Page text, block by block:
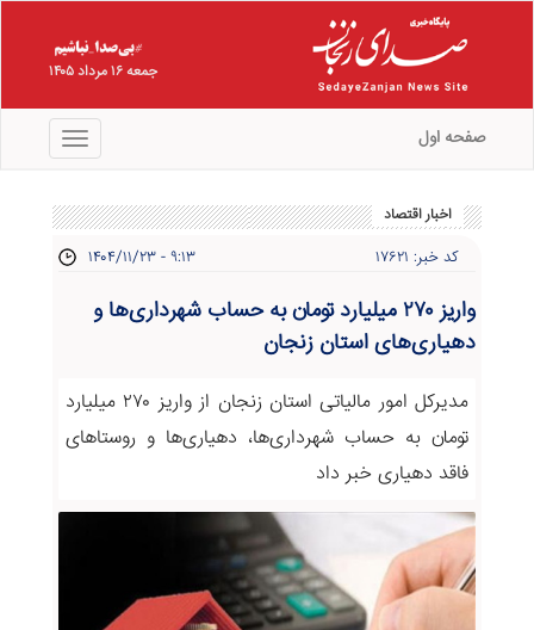
جمعه ۱۶ مرداد ۱۴۰۵
منو صفحه اول
اخبار اقتصاد
کد خبر: ۱۷۶۲۱ ۱۴۰۴/۱۱/۲۳ - ۹:۱۳
واریز ۲۷۰ میلیارد تومان به حساب شهرداری‌ها و
دهیاری‌های استان زنجان
مدیرکل امور مالیاتی استان زنجان از واریز ۲۷۰ میلیارد
تومان به حساب شهرداری‌ها، دهیاری‌ها و روستاهای
فاقد دهیاری خبر داد